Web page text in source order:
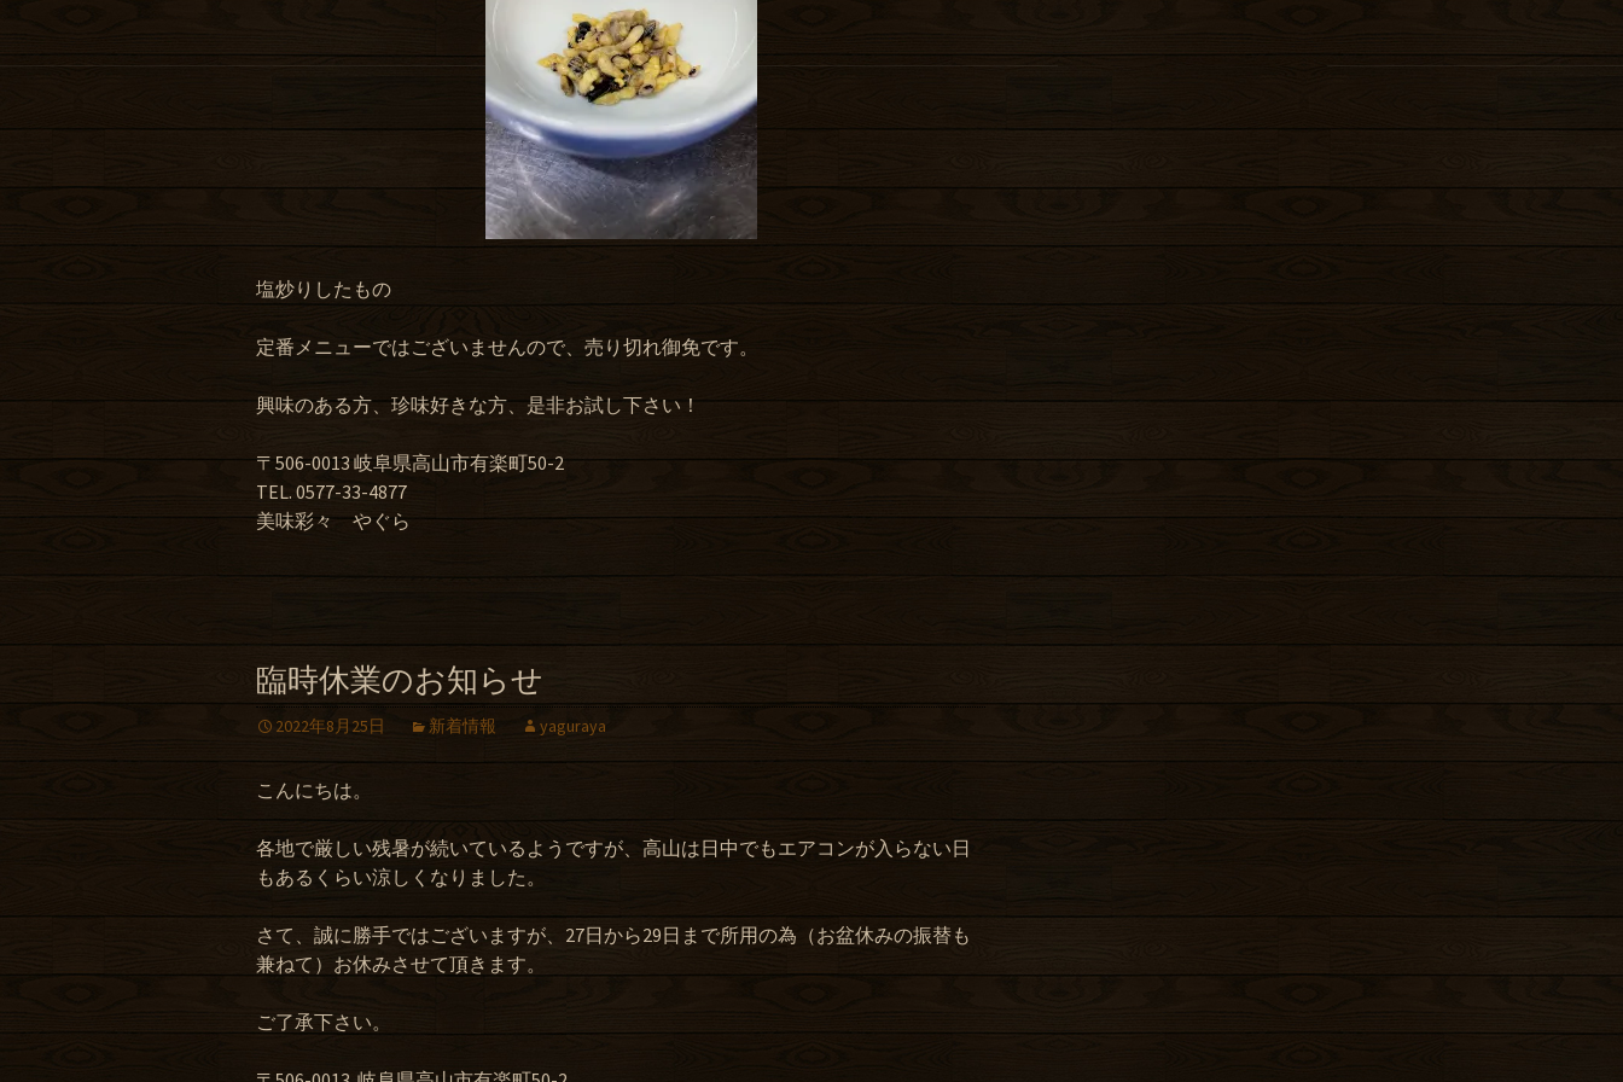
塩炒りしたもの
定番メニューではございませんので、売り切れ御免です。
興味のある方、珍味好きな方、是非お試し下さい！
〒506-0013 岐阜県高山市有楽町50-2
TEL. 0577-33-4877
美味彩々 やぐら
臨時休業のお知らせ
2022年8月25日 新着情報 yaguraya
こんにちは。
各地で厳しい残暑が続いているようですが、高山は日中でもエアコンが入らない日
もあるくらい涼しくなりました。
さて、誠に勝手ではございますが、27日から29日まで所用の為（お盆休みの振替も
兼ねて）お休みさせて頂きます。
ご了承下さい。